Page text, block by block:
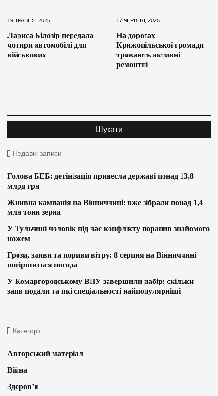
19 ТРАВНЯ, 2025
Лариса Білозір передала
чотири автомобілі для
військових
17 ЧЕРВНЯ, 2025
На дорогах
Крижопільської громади
тривають активні
ремонтні
Недавні записи
Голова БЕБ: детінізація принесла державі понад 13,8
млрд грн
Жнивна кампанія на Вінниччині: вже зібрали понад 1,4
млн тонн зерна
У Тульчині чоловік під час конфлікту поранив знайомого
ножем
Грози, зливи та пориви вітру: 8 серпня на Вінниччині
погіршиться погода
У Комаргородському ВПУ завершили набір: скільки
заяв подали та які спеціальності найпопулярніші
Категорії
Авторський матеріал
Війна
Здоров’я